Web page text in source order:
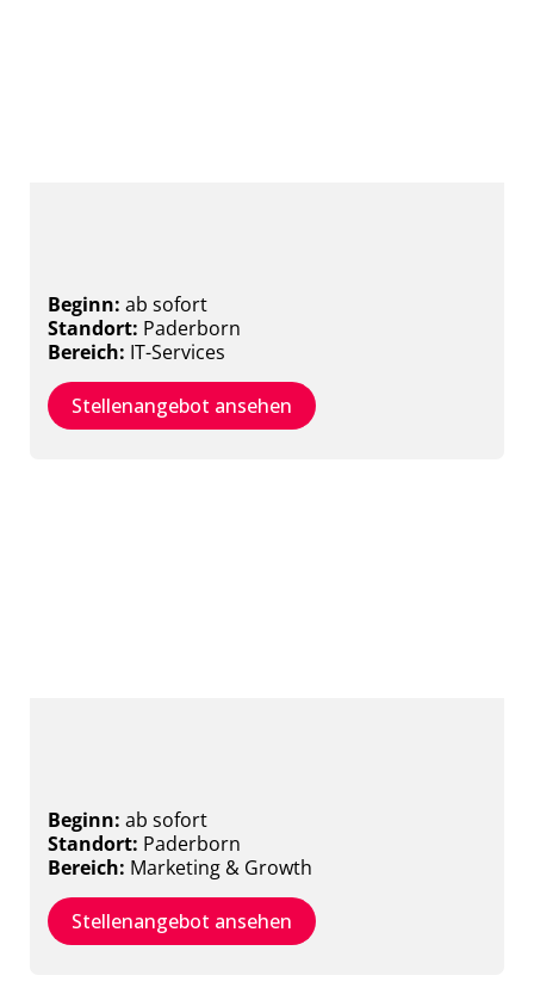
Beginn: ab sofort
Standort: Paderborn
Bereich: IT-Services
Stellenangebot ansehen
Beginn: ab sofort
Standort: Paderborn
Bereich: Marketing & Growth
Stellenangebot ansehen